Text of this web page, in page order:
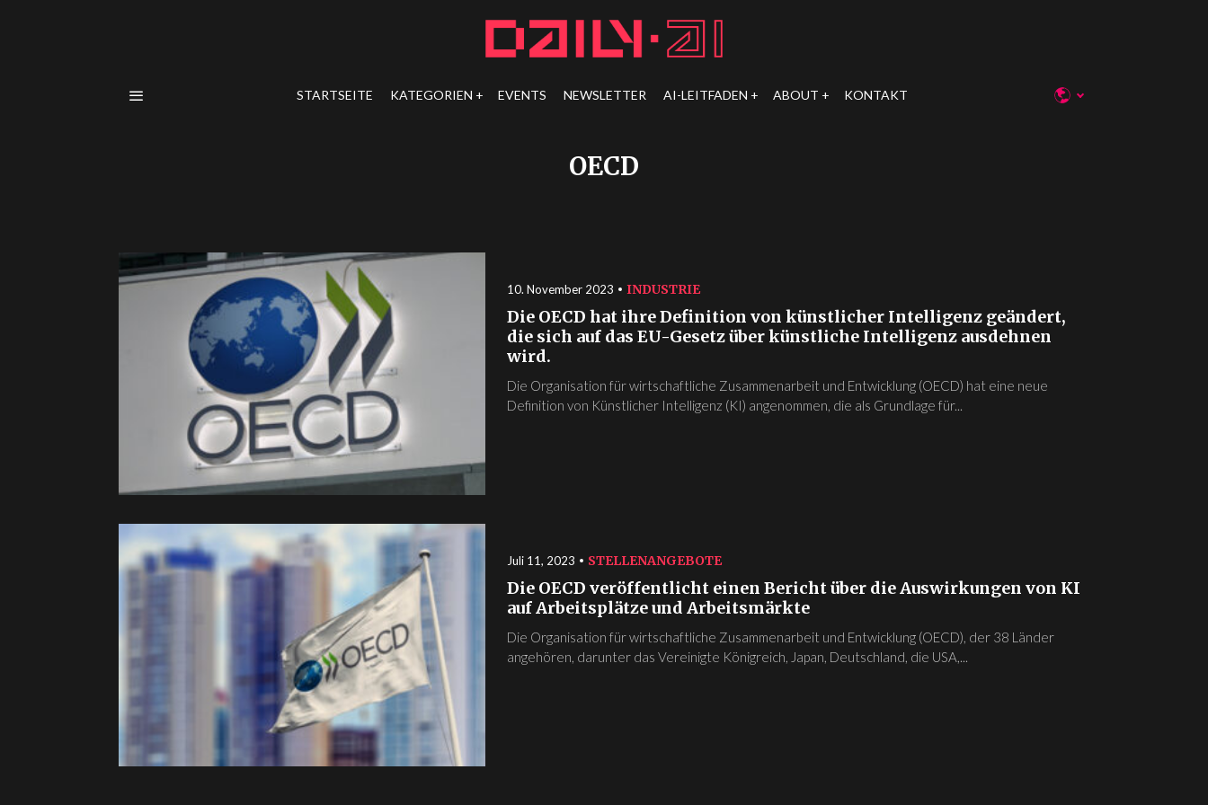
STARTSEITE KATEGORIEN EVENTS NEWSLETTER AI-LEITFADEN ABOUT KONTAKT
OECD
10. November 2023 INDUSTRIE
Die OECD hat ihre Definition von künstlicher Intelligenz geändert,
die sich auf das EU-Gesetz über künstliche Intelligenz ausdehnen
wird.
Die Organisation für wirtschaftliche Zusammenarbeit und Entwicklung (OECD) hat eine neue
Definition von Künstlicher Intelligenz (KI) angenommen, die als Grundlage für...
Juli 11, 2023 STELLENANGEBOTE
Die OECD veröffentlicht einen Bericht über die Auswirkungen von KI
auf Arbeitsplätze und Arbeitsmärkte
Die Organisation für wirtschaftliche Zusammenarbeit und Entwicklung (OECD), der 38 Länder
angehören, darunter das Vereinigte Königreich, Japan, Deutschland, die USA,...